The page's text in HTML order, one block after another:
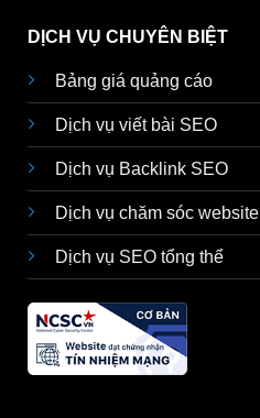
DỊCH VỤ CHUYÊN BIỆT
Bảng giá quảng cáo
Dịch vụ viết bài SEO
Dịch vụ Backlink SEO
Dịch vụ chăm sóc website
Dịch vụ SEO tổng thể